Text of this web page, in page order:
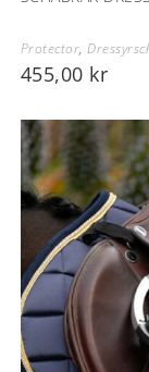
Protector,
455,00 kr